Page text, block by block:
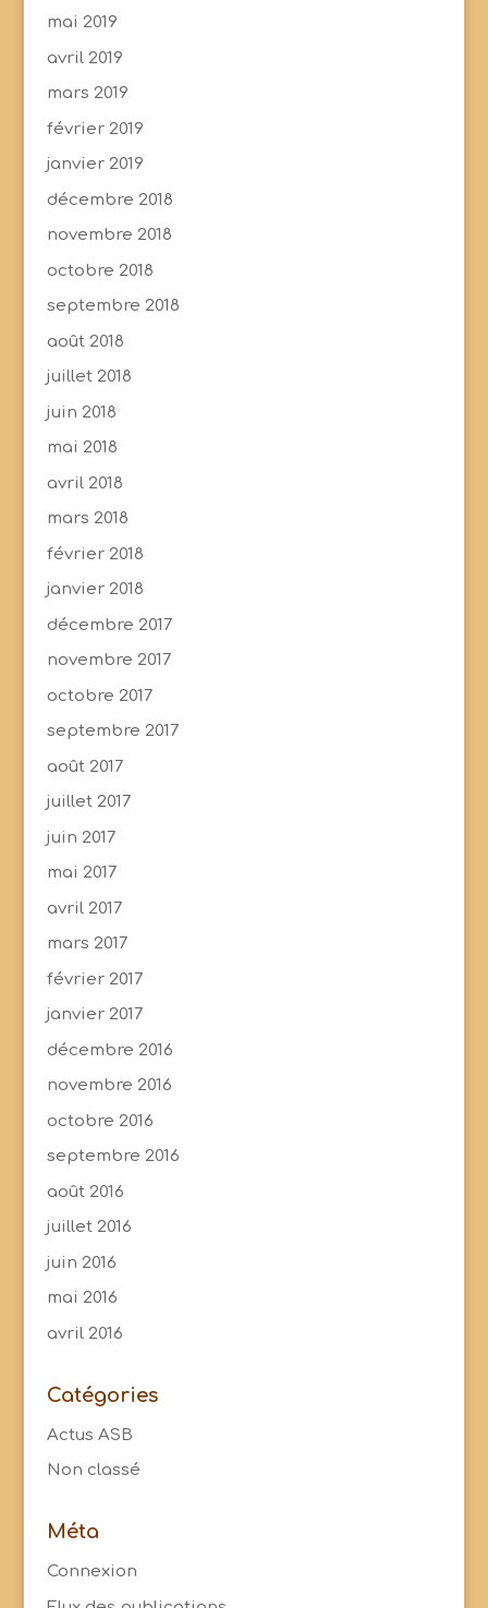
mai 2019
avril 2019
mars 2019
février 2019
janvier 2019
décembre 2018
novembre 2018
octobre 2018
septembre 2018
août 2018
juillet 2018
juin 2018
mai 2018
avril 2018
mars 2018
février 2018
janvier 2018
décembre 2017
novembre 2017
octobre 2017
septembre 2017
août 2017
juillet 2017
juin 2017
mai 2017
avril 2017
mars 2017
février 2017
janvier 2017
décembre 2016
novembre 2016
octobre 2016
septembre 2016
août 2016
juillet 2016
juin 2016
mai 2016
avril 2016
Catégories
Actus ASB
Non classé
Méta
Connexion